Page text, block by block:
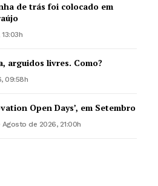
agora!
de trás foi colocado em
arguidos livres. Como?
09:58h
Open Days’, em Setembro
Agosto de 2026, 21:00h